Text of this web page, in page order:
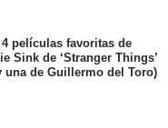
4 películas favoritas de
Sink de ‘Stranger Things’
una de Guillermo del Toro)